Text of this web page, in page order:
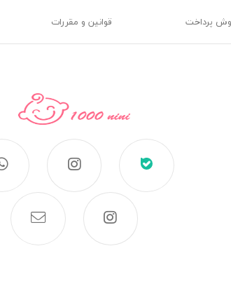
پرداخت قوانین و مقررات